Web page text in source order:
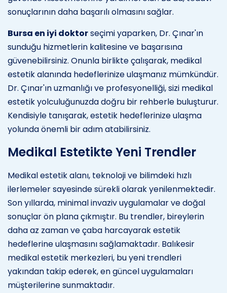
sonuçlarının daha başarılı olmasını sağlar.
Bursa en iyi doktorseçimi yaparken, Dr. Çınar'ın
sunduğu hizmetlerin kalitesine ve başarısına
güvenebilirsiniz. Onunla birlikte çalışarak, medikal
estetik alanında hedeflerinize ulaşmanız mümkündür.
Dr. Çınar'ın uzmanlığı ve profesyonelliği, sizi medikal
estetik yolculuğunuzda doğru bir rehberle buluşturur.
Kendisiyle tanışarak, estetik hedeflerinize ulaşma
yolunda önemli bir adım atabilirsiniz.
Medikal Estetikte Yeni Trendler
Medikal estetik alanı, teknoloji ve bilimdeki hızlı
ilerlemeler sayesinde sürekli olarak yenilenmektedir.
Son yıllarda, minimal invaziv uygulamalar ve doğal
sonuçlar ön plana çıkmıştır. Bu trendler, bireylerin
daha az zaman ve çaba harcayarak estetik
hedeflerine ulaşmasını sağlamaktadır. Balıkesir
medikal estetik merkezleri, bu yeni trendleri
yakından takip ederek, en güncel uygulamaları
müşterilerine sunmaktadır.